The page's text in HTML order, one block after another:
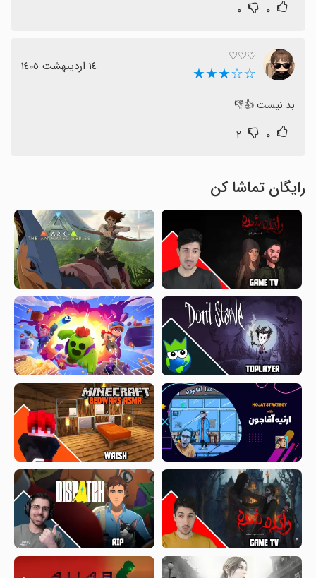
۰ ۰
♡♡♡
☆☆★★★ ١٤ اردیبهشت ١٤٠٥
بد نیست 👍👎
۰ ۲
رایگان تماشا کن